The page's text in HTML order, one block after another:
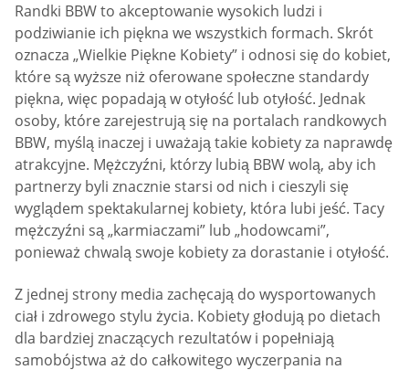
Randki BBW to akceptowanie wysokich ludzi i
podziwianie ich piękna we wszystkich formach. Skrót
oznacza „Wielkie Piękne Kobiety” i odnosi się do kobiet,
które są wyższe niż oferowane społeczne standardy
piękna, więc popadają w otyłość lub otyłość. Jednak
osoby, które zarejestrują się na portalach randkowych
BBW, myślą inaczej i uważają takie kobiety za naprawdę
atrakcyjne. Mężczyźni, którzy lubią BBW wolą, aby ich
partnerzy byli znacznie starsi od nich i cieszyli się
wyglądem spektakularnej kobiety, która lubi jeść. Tacy
mężczyźni są „karmiaczami” lub „hodowcami”,
ponieważ chwalą swoje kobiety za dorastanie i otyłość.
Z jednej strony media zachęcają do wysportowanych
ciał i zdrowego stylu życia. Kobiety głodują po dietach
dla bardziej znaczących rezultatów i popełniają
samobójstwa aż do całkowitego wyczerpania na